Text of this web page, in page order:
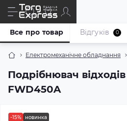
Електромеханічне обладнання
Подрібнювач
FWD450A
Все про товар Відгуків 0
-15% новинка